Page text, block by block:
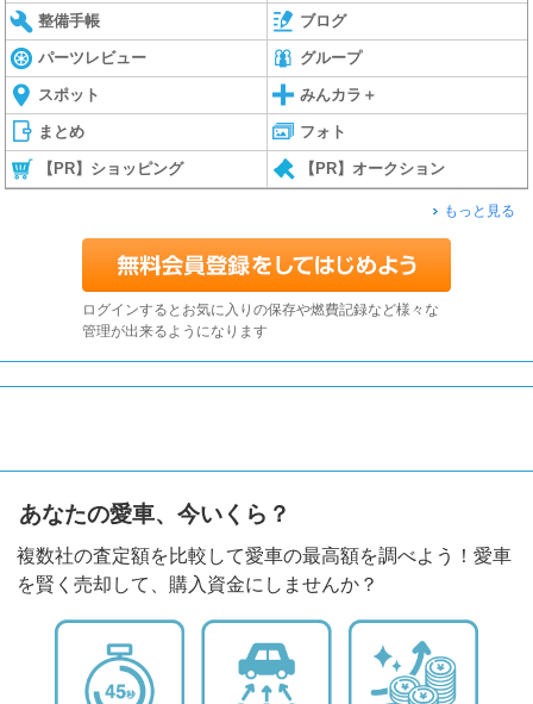
整備手帳 ブログ
パーツレビュー グループ
スポット みんカラ＋
まとめ フォト
【PR】ショッピング 【PR】オークション
もっと見る
ログインするとお気に入りの保存や燃費記録など様々な
管理が出来るようになります
あなたの愛車、今いくら？
複数社の査定額を比較して愛車の最高額を調べよう！愛車
を賢く売却して、購入資金にしませんか？